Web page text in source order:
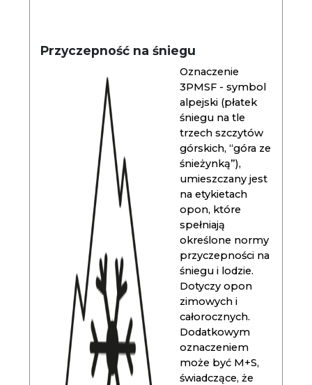
Przyczepność na śniegu
Oznaczenie
3PMSF - symbol
alpejski (płatek
śniegu na tle
trzech szczytów
górskich, “góra ze
śnieżynką”),
umieszczany jest
na etykietach
opon, które
spełniają
określone normy
przyczepności na
śniegu i lodzie.
Dotyczy opon
zimowych i
całorocznych.
Dodatkowym
oznaczeniem
może być M+S,
świadczące, że